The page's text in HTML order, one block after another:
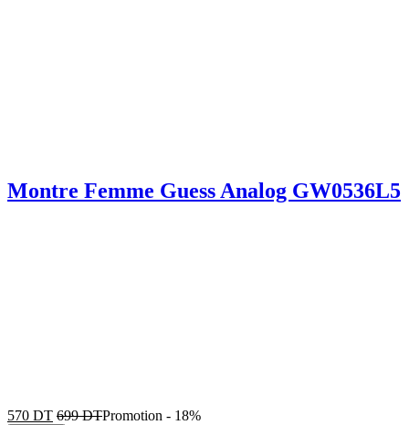
Montre Femme Guess Analog GW0536L5
570 DT 699DTPromotion - 18%